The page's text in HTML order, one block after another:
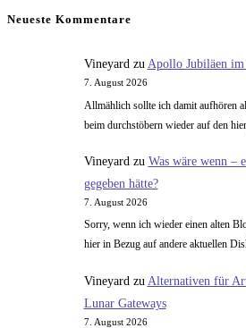
Neueste Kommentare
Vineyardzu Apollo Jubiläen
7. August 2026
Allmählich sollte ich damit aufhören
beim durchstöbern wieder auf den
Vineyard zu Was wäre wenn –
gegeben hätte?
7. August 2026
Sorry, wenn ich wieder einen alten
hier in Bezug auf andere aktuellen
Vineyard zu Alternativen für
Lunar Gateways
7. August 2026